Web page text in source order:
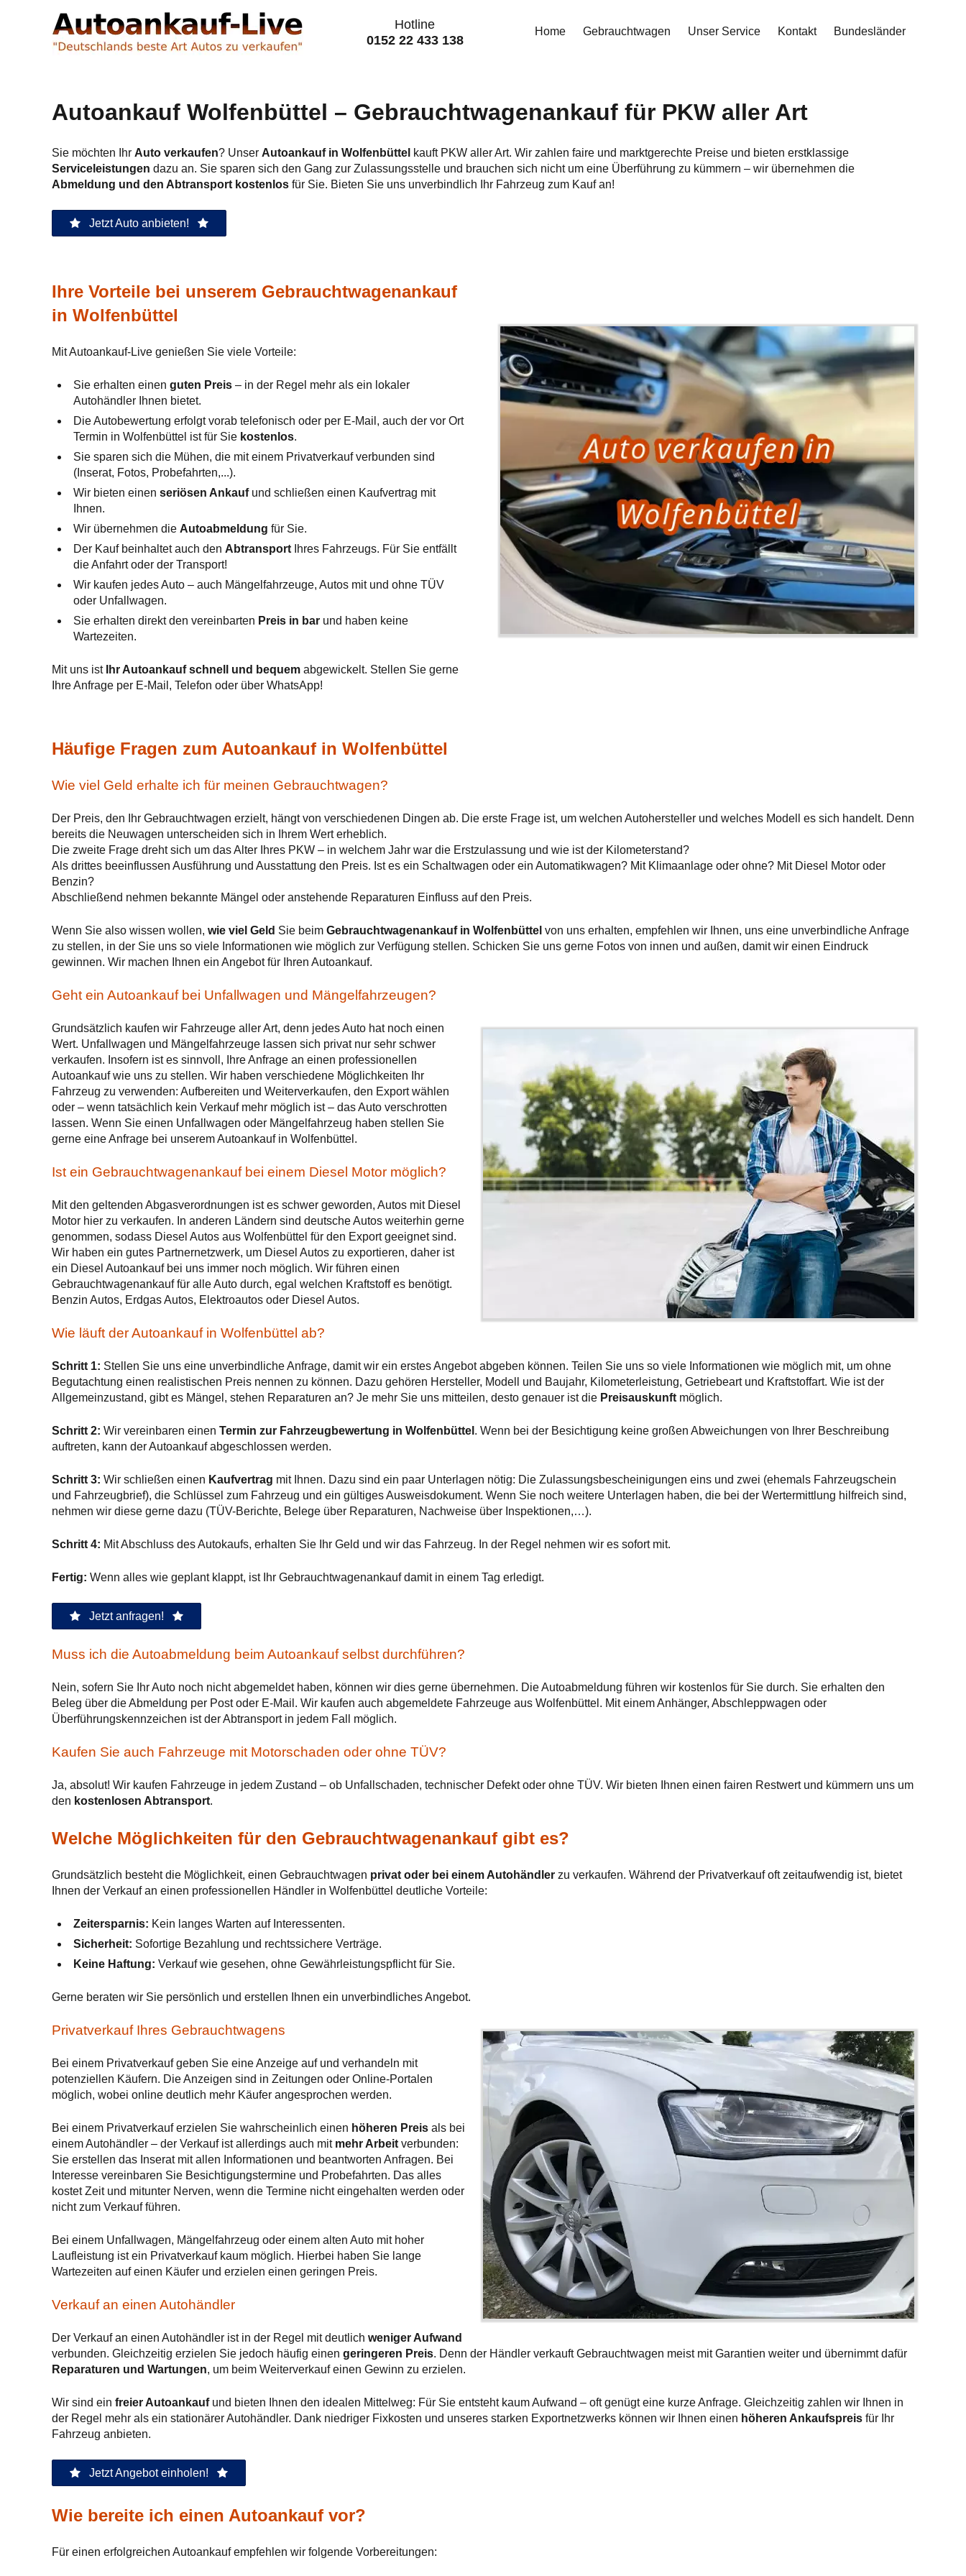
Hotline
0152 22 433 138
Home Gebrauchtwagen Unser Service Kontakt Bundesländer
Autoankauf Wolfenbüttel – Gebraucht­wagen­ankauf für PKW aller Art
Sie möchten Ihr Auto verkaufen? Unser Autoankauf in Wolfenbüttel kauft PKW aller Art. Wir zahlen faire und marktgerechte Preise und bieten erstklassige
Serviceleistungen dazu an. Sie sparen sich den Gang zur Zulassungsstelle und brauchen sich nicht um eine Überführung zu kümmern – wir übernehmen die
Abmeldung und den Abtransport kostenlos für Sie. Bieten Sie uns unverbindlich Ihr Fahrzeug zum Kauf an!
Jetzt Auto anbieten!
Ihre Vorteile bei unserem Gebrauchtwagenankauf
in Wolfenbüttel
Mit Autoankauf-Live genießen Sie viele Vorteile:
Sie erhalten einen guten Preis – in der Regel mehr als ein lokaler
Autohändler Ihnen bietet.
Die Autobewertung erfolgt vorab telefonisch oder per E-Mail, auch der vor Ort
Termin in Wolfenbüttel ist für Sie kostenlos.
Sie sparen sich die Mühen, die mit einem Privatverkauf verbunden sind
(Inserat, Fotos, Probefahrten,...).
Wir bieten einen seriösen Ankaufund schließen einen Kaufvertrag mit
Ihnen.
Wir übernehmen die Autoabmeldung für Sie.
Der Kauf beinhaltet auch den Abtransport Ihres Fahrzeugs. Für Sie entfällt
die Anfahrt oder der Transport!
Wir kaufen jedes Auto – auch Mängelfahrzeuge, Autos mit und ohne TÜV
oder Unfallwagen.
Sie erhalten direkt den vereinbarten Preis in bar und haben keine
Wartezeiten.
Mit uns ist Ihr Autoankauf schnell und bequem abgewickelt. Stellen Sie gerne
Ihre Anfrage per E-Mail, Telefon oder über WhatsApp!
Häufige Fragen zum Autoankauf in Wolfenbüttel
Wie viel Geld erhalte ich für meinen Gebrauchtwagen?
Der Preis, den Ihr Gebrauchtwagen erzielt, hängt von verschiedenen Dingen ab. Die erste Frage ist, um welchen Autohersteller und welches Modell es sich handelt. Denn
bereits die Neuwagen unterscheiden sich in Ihrem Wert erheblich.
Die zweite Frage dreht sich um das Alter Ihres PKW – in welchem Jahr war die Erstzulassung und wie ist der Kilometerstand?
Als drittes beeinflussen Ausführung und Ausstattung den Preis. Ist es ein Schaltwagen oder ein Automatikwagen? Mit Klimaanlage oder ohne? Mit Diesel Motor oder
Benzin?
Abschließend nehmen bekannte Mängel oder anstehende Reparaturen Einfluss auf den Preis.
Wenn Sie also wissen wollen, wie viel Geld Sie beim Gebrauchtwagenankauf in Wolfenbüttel von uns erhalten, empfehlen wir Ihnen, uns eine unverbindliche Anfrage
zu stellen, in der Sie uns so viele Informationen wie möglich zur Verfügung stellen. Schicken Sie uns gerne Fotos von innen und außen, damit wir einen Eindruck
gewinnen. Wir machen Ihnen ein Angebot für Ihren Autoankauf.
Geht ein Autoankauf bei Unfallwagen und Mängelfahrzeugen?
Grundsätzlich kaufen wir Fahrzeuge aller Art, denn jedes Auto hat noch einen
Wert. Unfallwagen und Mängelfahrzeuge lassen sich privat nur sehr schwer
verkaufen. Insofern ist es sinnvoll, Ihre Anfrage an einen professionellen
Autoankauf wie uns zu stellen. Wir haben verschiedene Möglichkeiten Ihr
Fahrzeug zu verwenden: Aufbereiten und Weiterverkaufen, den Export wählen
oder – wenn tatsächlich kein Verkauf mehr möglich ist – das Auto verschrotten
lassen. Wenn Sie einen Unfallwagen oder Mängelfahrzeug haben stellen Sie
gerne eine Anfrage bei unserem Autoankauf in Wolfenbüttel.
Ist ein Gebrauchtwagenankauf bei einem Diesel Motor möglich?
Mit den geltenden Abgasverordnungen ist es schwer geworden, Autos mit Diesel
Motor hier zu verkaufen. In anderen Ländern sind deutsche Autos weiterhin gerne
genommen, sodass Diesel Autos aus Wolfenbüttel für den Export geeignet sind.
Wir haben ein gutes Partnernetzwerk, um Diesel Autos zu exportieren, daher ist
ein Diesel Autoankauf bei uns immer noch möglich. Wir führen einen
Gebrauchtwagenankauf für alle Auto durch, egal welchen Kraftstoff es benötigt.
Benzin Autos, Erdgas Autos, Elektroautos oder Diesel Autos.
Wie läuft der Autoankauf in Wolfenbüttel ab?
Schritt 1: Stellen Sie uns eine unverbindliche Anfrage, damit wir ein erstes Angebot abgeben können. Teilen Sie uns so viele Informationen wie möglich mit, um ohne
Begutachtung einen realistischen Preis nennen zu können. Dazu gehören Hersteller, Modell und Baujahr, Kilometerleistung, Getriebeart und Kraftstoffart. Wie ist der
Allgemeinzustand, gibt es Mängel, stehen Reparaturen an? Je mehr Sie uns mitteilen, desto genauer ist die Preisauskunft möglich.
Schritt 2: Wir vereinbaren einen Termin zur Fahrzeugbewertung in Wolfenbüttel . Wenn bei der Besichtigung keine großen Abweichungen von Ihrer Beschreibung
auftreten, kann der Autoankauf abgeschlossen werden.
Schritt 3: Wir schließen einen Kaufvertrag mit Ihnen. Dazu sind ein paar Unterlagen nötig: Die Zulassungsbescheinigungen eins und zwei (ehemals Fahrzeugschein
und Fahrzeugbrief), die Schlüssel zum Fahrzeug und ein gültiges Ausweisdokument. Wenn Sie noch weitere Unterlagen haben, die bei der Wertermittlung hilfreich sind,
nehmen wir diese gerne dazu (TÜV-Berichte, Belege über Reparaturen, Nachweise über Inspektionen,…).
Schritt 4: Mit Abschluss des Autokaufs, erhalten Sie Ihr Geld und wir das Fahrzeug. In der Regel nehmen wir es sofort mit.
Fertig: Wenn alles wie geplant klappt, ist Ihr Gebrauchtwagenankauf damit in einem Tag erledigt.
Jetzt anfragen!
Muss ich die Autoabmeldung beim Autoankauf selbst durchführen?
Nein, sofern Sie Ihr Auto noch nicht abgemeldet haben, können wir dies gerne übernehmen. Die Autoabmeldung führen wir kostenlos für Sie durch. Sie erhalten den
Beleg über die Abmeldung per Post oder E-Mail. Wir kaufen auch abgemeldete Fahrzeuge aus Wolfenbüttel. Mit einem Anhänger, Abschleppwagen oder
Überführungskennzeichen ist der Abtransport in jedem Fall möglich.
Kaufen Sie auch Fahrzeuge mit Motorschaden oder ohne TÜV?
Ja, absolut! Wir kaufen Fahrzeuge in jedem Zustand – ob Unfallschaden, technischer Defekt oder ohne TÜV. Wir bieten Ihnen einen fairen Restwert und kümmern uns um
den kostenlosen Abtransport.
Welche Möglichkeiten für den Gebrauchtwagenankauf gibt es?
Grundsätzlich besteht die Möglichkeit, einen Gebrauchtwagen privat oder bei einem Autohändler zu verkaufen. Während der Privatverkauf oft zeitaufwendig ist, bietet
Ihnen der Verkauf an einen professionellen Händler in Wolfenbüttel deutliche Vorteile:
Zeitersparnis: Kein langes Warten auf Interessenten.
Sicherheit: Sofortige Bezahlung und rechtssichere Verträge.
Keine Haftung: Verkauf wie gesehen, ohne Gewährleistungspflicht für Sie.
Gerne beraten wir Sie persönlich und erstellen Ihnen ein unverbindliches Angebot.
Privatverkauf Ihres Gebrauchtwagens
Bei einem Privatverkauf geben Sie eine Anzeige auf und verhandeln mit
potenziellen Käufern. Die Anzeigen sind in Zeitungen oder Online-Portalen
möglich, wobei online deutlich mehr Käufer angesprochen werden.
Bei einem Privatverkauf erzielen Sie wahrscheinlich einen höheren Preis als bei
einem Autohändler – der Verkauf ist allerdings auch mit mehr Arbeit verbunden:
Sie erstellen das Inserat mit allen Informationen und beantworten Anfragen. Bei
Interesse vereinbaren Sie Besichtigungstermine und Probefahrten. Das alles
kostet Zeit und mitunter Nerven, wenn die Termine nicht eingehalten werden oder
nicht zum Verkauf führen.
Bei einem Unfallwagen, Mängelfahrzeug oder einem alten Auto mit hoher
Laufleistung ist ein Privatverkauf kaum möglich. Hierbei haben Sie lange
Wartezeiten auf einen Käufer und erzielen einen geringen Preis.
Verkauf an einen Autohändler
Der Verkauf an einen Autohändler ist in der Regel mit deutlich weniger Aufwand
verbunden. Gleichzeitig erzielen Sie jedoch häufig einen geringeren Preis. Denn der Händler verkauft Gebrauchtwagen meist mit Garantien weiter und übernimmt dafür
Reparaturen und Wartungen, um beim Weiterverkauf einen Gewinn zu erzielen.
Wir sind ein freier Autoankaufund bieten Ihnen den idealen Mittelweg: Für Sie entsteht kaum Aufwand – oft genügt eine kurze Anfrage. Gleichzeitig zahlen wir Ihnen in
der Regel mehr als ein stationärer Autohändler. Dank niedriger Fixkosten und unseres starken Exportnetzwerks können wir Ihnen einen höheren Ankaufspreis für Ihr
Fahrzeug anbieten.
Jetzt Angebot einholen!
Wie bereite ich einen Autoankauf vor?
Für einen erfolgreichen Autoankauf empfehlen wir folgende Vorbereitungen: